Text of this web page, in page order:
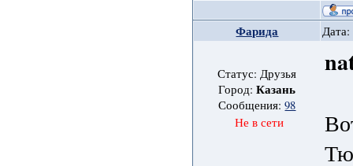
Фарида
Статус: Друзья
Город:Казань
Сообщения:98
Не в сети